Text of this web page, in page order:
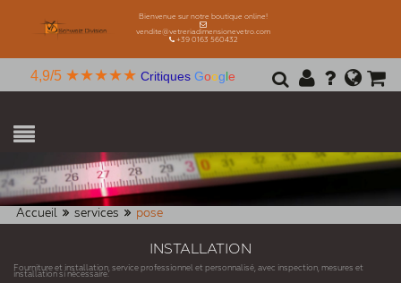
Bienvenue sur notre boutique online!
vendite@vetreriadimensionevetro.com
+39 0163 560432
4,9/5 ★★★★★ Critiques Google
Accueil services pose
INSTALLATION
Fourniture et installation, service professionnel et personnalisé, avec inspection, mesures et
installation si nécessaire.